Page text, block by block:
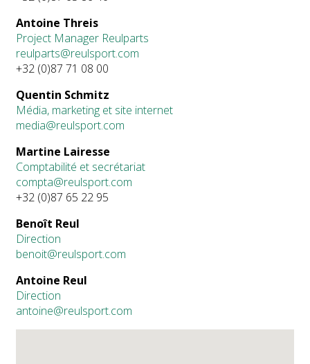
Antoine Threis
Project Manager Reulparts
reulparts@reulsport.com
+32 (0)87 71 08 00
Quentin Schmitz
Média, marketing et site internet
media@reulsport.com
Martine Lairesse
Comptabilité et secrétariat
compta@reulsport.com
+32 (0)87 65 22 95
Benoît Reul
Direction
benoit@reulsport.com
Antoine Reul
Direction
antoine@reulsport.com